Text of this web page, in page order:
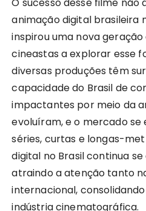
animação digital brasileira
inspirou uma nova
cineastas a explorar esse
diversas produções têm
capacidade do Brasil de
impactantes por meio da
evoluíram, e o mercado se
séries, curtas e longas-
digital no Brasil continua
atraindo a atenção tanto
internacional,
indústria cinematográfica.